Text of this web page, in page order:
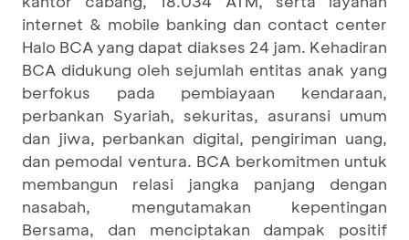
internet & mobile banking dan contact center
Halo BCA yang dapat diakses 24 jam. Kehadiran
BCA didukung oleh sejumlah entitas anak yang
berfokus pada pembiayaan kendaraan,
perbankan Syariah, sekuritas, asuransi umum
dan jiwa, perbankan digital, pengiriman uang,
dan pemodal ventura. BCA berkomitmen untuk
membangun relasi jangka panjang dengan
nasabah, mengutamakan kepentingan
Bersama, dan menciptakan dampak positif